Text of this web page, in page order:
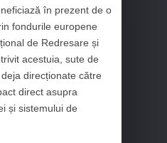
în prezent de o
fondurile europene
de Redresare și
acestuia, sute de
direcționate către
direct asupra
și sistemului de